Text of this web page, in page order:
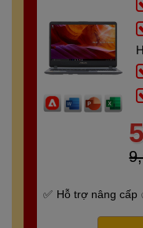
Hỗ trợ nâng cấp
Bảo